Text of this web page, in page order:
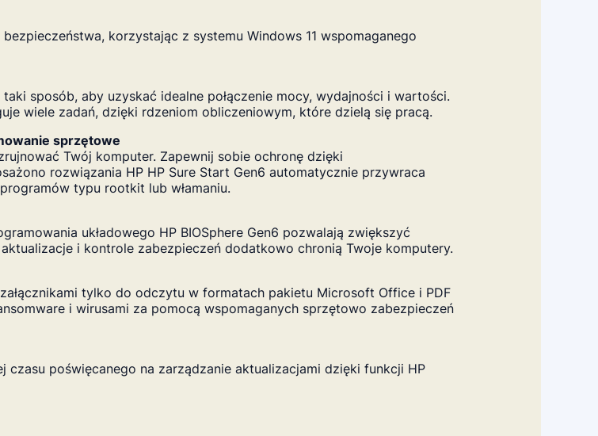
korzystając z systemu Windows 11 wspomaganego
sposób, aby uzyskać idealne połączenie mocy, wydajności i wartości.
wiele zadań, dzięki rdzeniom obliczeniowym, które dzielą się pracą.
sprzętowe
Twój komputer. Zapewnij sobie ochronę dzięki
rozwiązania HP HP Sure Start Gen6 automatycznie przywraca
typu rootkit lub włamaniu.
układowego HP BIOSphere Gen6 pozwalają zwiększyć
i kontrole zabezpieczeń dodatkowo chronią Twoje komputery.
tylko do odczytu w formatach pakietu Microsoft Office i PDF
i wirusami za pomocą wspomaganych sprzętowo zabezpieczeń
poświęcanego na zarządzanie aktualizacjami dzięki funkcji HP